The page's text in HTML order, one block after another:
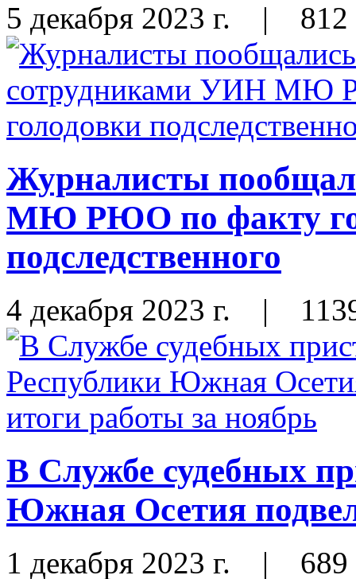
5 декабря 2023 г. | 812
Журналисты
МЮ РЮО по факту
подследственного
4 декабря 2023 г. |
В Службе судебных
Южная Осетия
1 декабря 2023 г. | 689